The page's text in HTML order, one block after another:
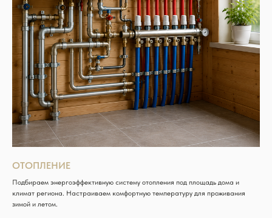
ОТОПЛЕНИЕ
Подбираем энергоэффективную систему отопления под площадь дома и
климат региона. Настраиваем комфортную температуру для проживания
зимой и летом.